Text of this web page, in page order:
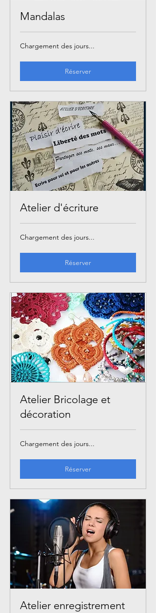
Mandalas
Chargement des jours...
Réserver
Atelier d'écriture
Chargement des jours...
Réserver
Atelier Bricolage et
décoration
Chargement des jours...
Réserver
Atelier enregistrement